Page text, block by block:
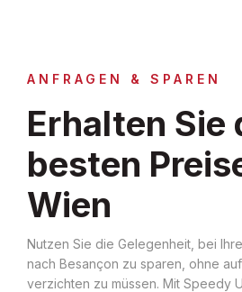
ANFRAGEN & SPAREN
Erhalten Sie
besten
Wien
Nutzen Sie die Gelegenheit, bei
nach Besançon zu sparen, ohne
verzichten zu müssen. Mit Speedy